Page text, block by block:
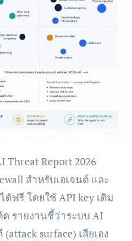
สำหรับเอเจนต์ และ
ฟรี โดยใช้ API key เดิม
รายงานชี้ว่าระบบ AI
surface) เสียเอง